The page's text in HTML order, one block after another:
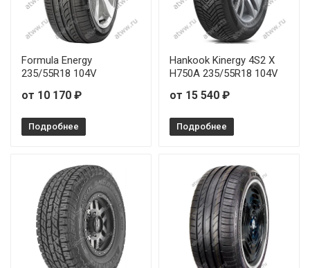
Formula Energy
235/55R18 104V
от 10 170 ₽
Подробнее
Hankook Kinergy 4S2 X
H750A 235/55R18 104V
от 15 540 ₽
Подробнее